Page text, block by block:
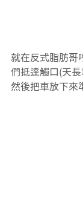
就在反式脂肪哥
們抵達觸口(天長
然後把車放下來